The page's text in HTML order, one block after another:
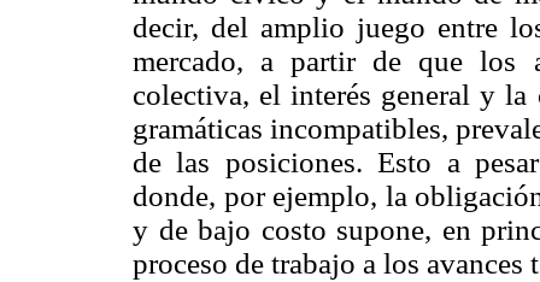
decir, del amplio juego entre
mercado, a partir de que los
colectiva, el interés general y
gramáticas incompatibles,
de las posiciones. Esto a
donde, por ejemplo, la
y de bajo costo supone, en
proceso de trabajo a los avances